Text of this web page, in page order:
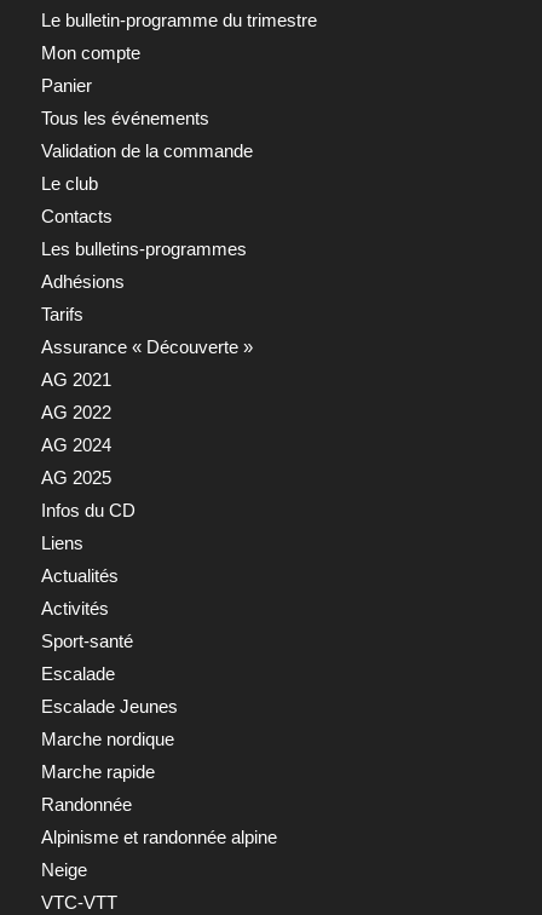
Le bulletin-programme du trimestre
Mon compte
Panier
Tous les événements
Validation de la commande
Le club
Contacts
Les bulletins-programmes
Adhésions
Tarifs
Assurance « Découverte »
AG 2021
AG 2022
AG 2024
AG 2025
Infos du CD
Liens
Actualités
Activités
Sport-santé
Escalade
Escalade Jeunes
Marche nordique
Marche rapide
Randonnée
Alpinisme et randonnée alpine
Neige
VTC-VTT